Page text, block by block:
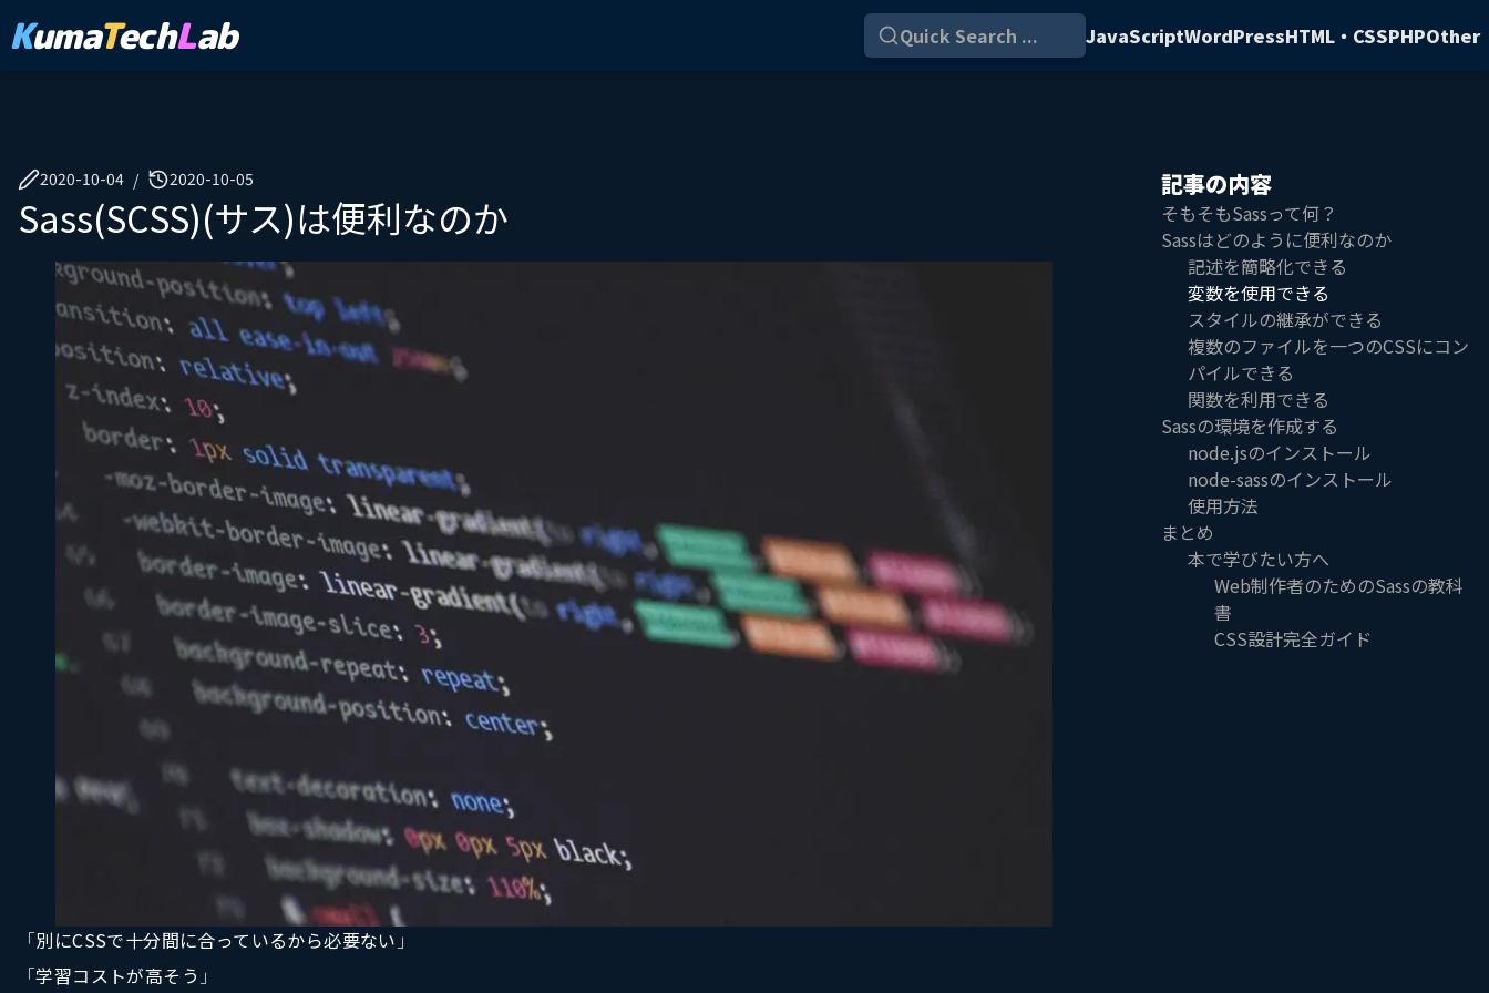
KumaTechLab Quick Search ... JavaScriptWordPressHTML・CSSPHPOther
2020-10-04 / 2020-10-05
Sass(SCSS)(サス)は便利なのか
「別にCSSで十分間に合っているから必要ない 」
「学習コストが高そう 」
記事の内容
そもそもSassって何？
Sassはどのように便利なのか
記述を簡略化できる
変数を使用できる
スタイルの継承ができる
複数のファイルを一つのCSSにコン
パイルできる
関数を利用できる
Sassの環境を作成する
node.jsのインストール
node-sassのインストール
使用方法
まとめ
本で学びたい方へ
Web制作者のためのSassの教科
書
CSS設計完全ガイド